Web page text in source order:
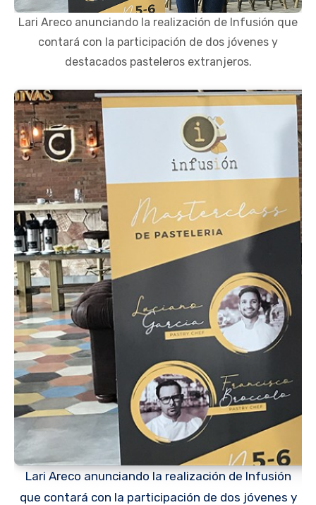
Lari Areco anunciando la realización de Infusión que
contará con la participación de dos jóvenes y
destacados pasteleros extranjeros.
Lari Areco anunciando la realización de Infusión
que contará con la participación de dos jóvenes y